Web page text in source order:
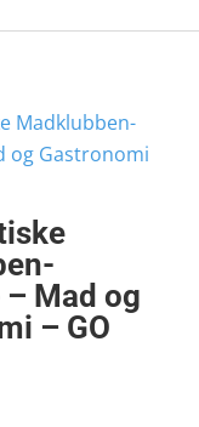
Mad og
– GO